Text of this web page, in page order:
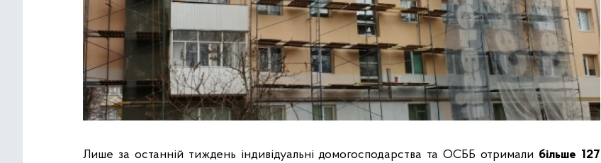
Лише за останній тиждень індивідуальні домогосподарства та ОСББ отримали більше 127